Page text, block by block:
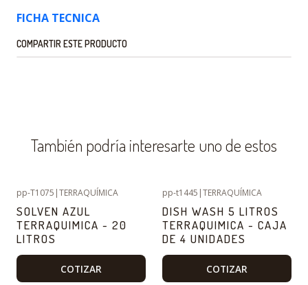
FICHA TECNICA
COMPARTIR ESTE PRODUCTO
También podría interesarte uno de estos
pp-T1075 |TERRAQUÍMICA
SOLVEN AZUL
TERRAQUIMICA - 20
LITROS
COTIZAR
pp-t1445 |TERRAQUÍMICA
DISH WASH 5 LITROS
TERRAQUIMICA - CAJA
DE 4 UNIDADES
COTIZAR